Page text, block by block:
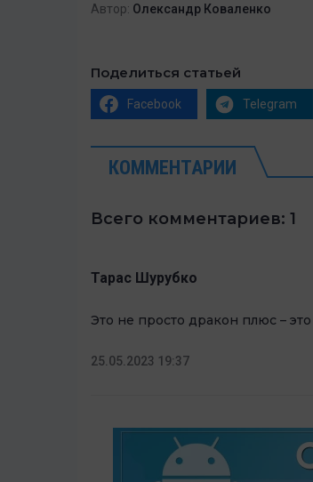
Автор: Олександр Коваленко
Поделиться статьей
Facebook Telegram
КОММЕНТАРИИ
Всего комментариев: 1
Тарас Шурубко
Это не просто дракон плюс –
25.05.2023 19:37